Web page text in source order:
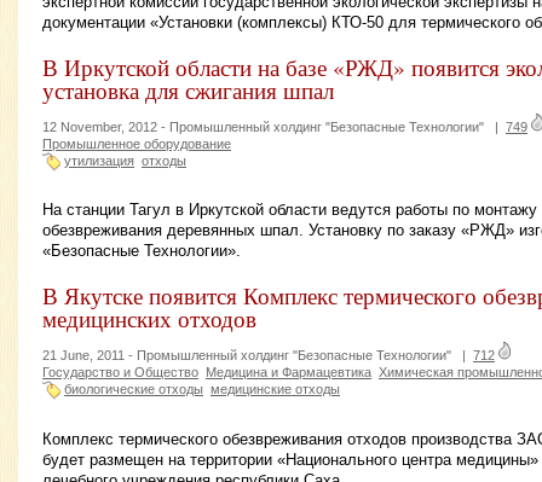
документации «Установки (комплексы) КТО-50 для термического
В Иркутской области на базе «РЖД» появится
установка для сжигания шпал
12 November, 2012 - Промышленный холдинг "Безопасные Технологии" | 749
Промышленное оборудование
утилизация отходы
На станции Тагул в Иркутской области ведутся работы по
обезвреживания деревянных шпал. Установку по заказу «РЖД»
«Безопасные Технологии».
В Якутске появится Комплекс термического
медицинских отходов
21 June, 2011 - Промышленный холдинг "Безопасные Технологии" | 712
Государство и Общество Медицина и Фармацевтика Химическая
биологические отходы медицинские отходы
Комплекс термического обезвреживания отходов производства
будет размещен на территории «Национального центра